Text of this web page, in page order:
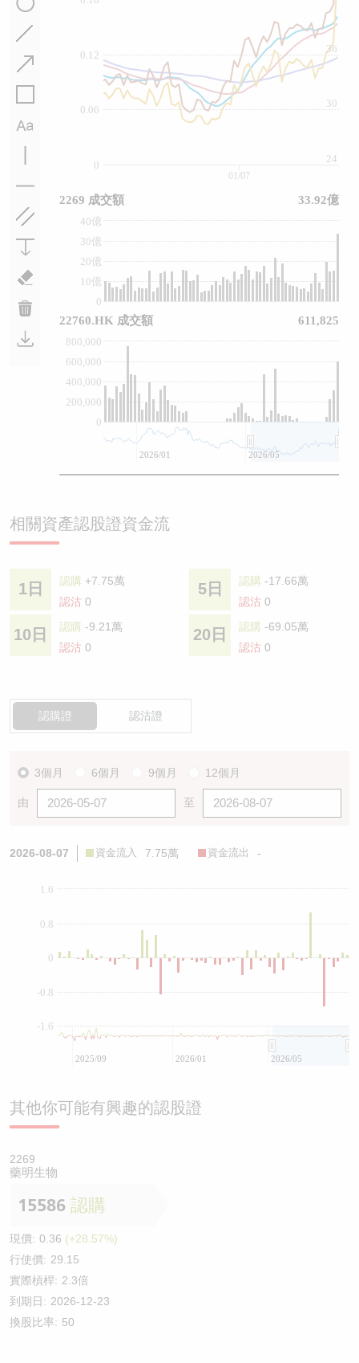
0
0.06
0.12
24
30
36
0
10億
20億
30億
40億
0
200,000
400,000
600,000
800,000
01/07
2026/01 2026/05
2269 成交額 33.92億
22760.HK 成交額 611,825
相關資產認股證資金流
1日 認購 +7.75萬
認沽 0
5日 認購 -17.66萬
認沽 0
10日 認購 -9.21萬
認沽 0
20日 認購 -69.05萬
認沽 0
認購證 認沽證
3個月 6個月 9個月 12個月
由 至
2026-08-07 資金流入 7.75萬 資金流出 -
0
-1.6
-0.8
0.8
1.6
2025/09 2026/01 2026/05
其他你可能有興趣的認股證
2269
藥明生物
15586 認購
現價: 0.36 (+28.57%)
行使價: 29.15
實際槓桿: 2.3倍
到期日: 2026-12-23
換股比率: 50